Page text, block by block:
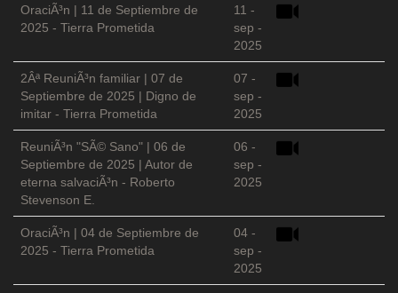
OraciÃ³n | 11 de Septiembre de
2025 - Tierra Prometida
11 -
sep -
2025
2Âª ReuniÃ³n familiar | 07 de
Septiembre de 2025 | Digno de
imitar - Tierra Prometida
07 -
sep -
2025
ReuniÃ³n "SÃ© Sano" | 06 de
Septiembre de 2025 | Autor de
eterna salvaciÃ³n - Roberto
Stevenson E.
06 -
sep -
2025
OraciÃ³n | 04 de Septiembre de
2025 - Tierra Prometida
04 -
sep -
2025